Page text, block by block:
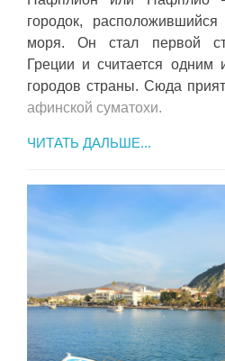
городок,
моря. Он стал первой
Греции и считается
городов страны. Сюда
афинской суматохи.
ЧИТАТЬ ДАЛЬШЕ...